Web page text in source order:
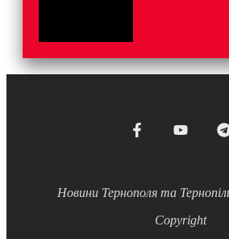
Новини Тернополя та
Copyright